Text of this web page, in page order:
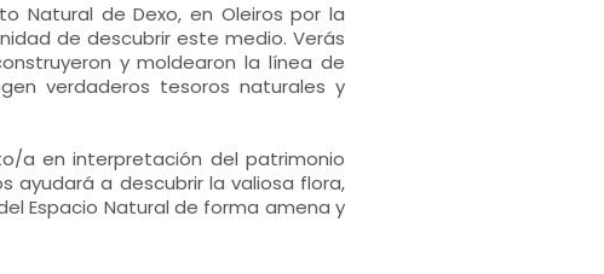
Natural de Dexo, en Oleiros por la
de descubrir este medio. Verás
y moldearon la línea de
verdaderos tesoros naturales y
a en interpretación del patrimonio
ayudará a descubrir la valiosa flora,
Espacio Natural de forma amena y